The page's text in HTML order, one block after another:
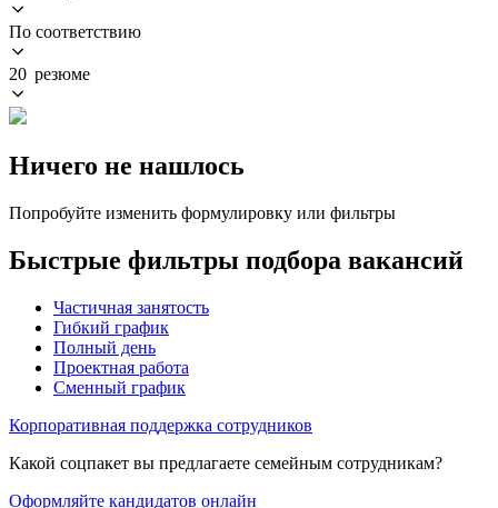
По соответствию
20 резюме
Ничего не нашлось
Попробуйте изменить формулировку или фильтры
Быстрые фильтры подбора вакансий
Частичная занятость
Гибкий график
Полный день
Проектная работа
Сменный график
Корпоративная поддержка сотрудников
Какой соцпакет вы предлагаете семейным сотрудникам?
Оформляйте кандидатов онлайн